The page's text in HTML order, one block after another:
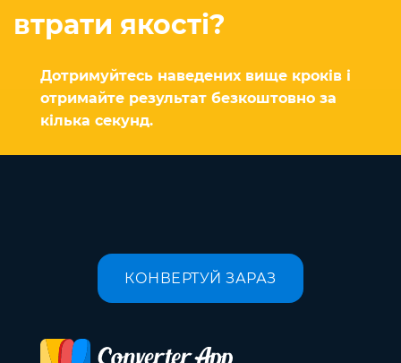
втрати якості?
Дотримуйтесь наведених вище кроків і
отримайте результат безкоштовно за
кілька секунд.
КОНВЕРТУЙ ЗАРАЗ